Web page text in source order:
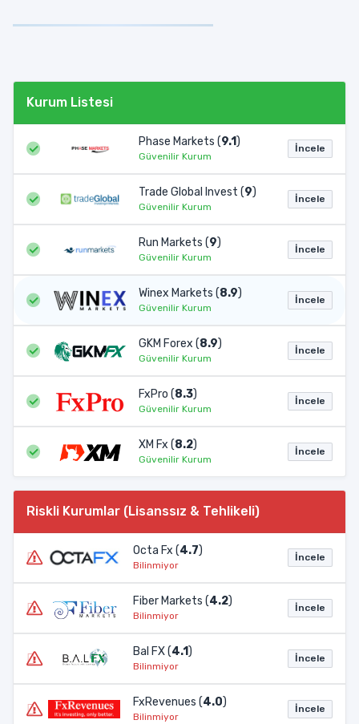
Kurum Listesi
Phase Markets (9.1)
Güvenilir Kurum
İncele
Trade Global Invest (9)
Güvenilir Kurum
İncele
Run Markets (9)
Güvenilir Kurum
İncele
Winex Markets (8.9)
Güvenilir Kurum
İncele
GKM Forex (8.9)
Güvenilir Kurum
İncele
FxPro (8.3)
Güvenilir Kurum
İncele
XM Fx (8.2)
Güvenilir Kurum
İncele
Riskli Kurumlar (Lisanssız & Tehlikeli)
Octa Fx (4.7)
Bilinmiyor
İncele
Fiber Markets (4.2)
Bilinmiyor
İncele
Bal FX (4.1)
Bilinmiyor
İncele
FxRevenues (4.0)
Bilinmiyor
İncele